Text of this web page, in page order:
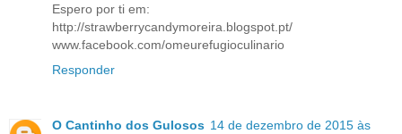
Espero por ti em:
http://strawberrycandymoreira.blogspot.pt/
www.facebook.com/omeurefugioculinario
Responder
O Cantinho dos Gulosos 14 de dezembro de 2015 às